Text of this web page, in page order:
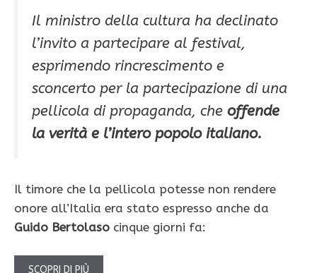
Il ministro della cultura ha declinato
l’invito a partecipare al festival,
esprimendo rincrescimento e
sconcerto per la partecipazione di una
pellicola di propaganda, che offende
la verità e l’intero popolo italiano.
Il timore che la pellicola potesse non rendere
onore all’Italia era stato espresso anche da
Guido Bertolaso cinque giorni fa:
SCOPRI DI PIÙ